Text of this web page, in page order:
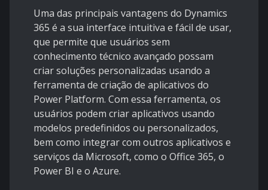
Uma das principais vantagens do Dynamics
365 é a sua interface intuitiva e fácil de usar,
que permite que usuários sem
conhecimento técnico avançado possam
criar soluções personalizadas usando a
ferramenta de criação de aplicativos do
Power Platform. Com essa ferramenta, os
usuários podem criar aplicativos usando
modelos predefinidos ou personalizados,
bem como integrar com outros aplicativos e
serviços da Microsoft, como o Office 365, o
Power BI e o Azure.